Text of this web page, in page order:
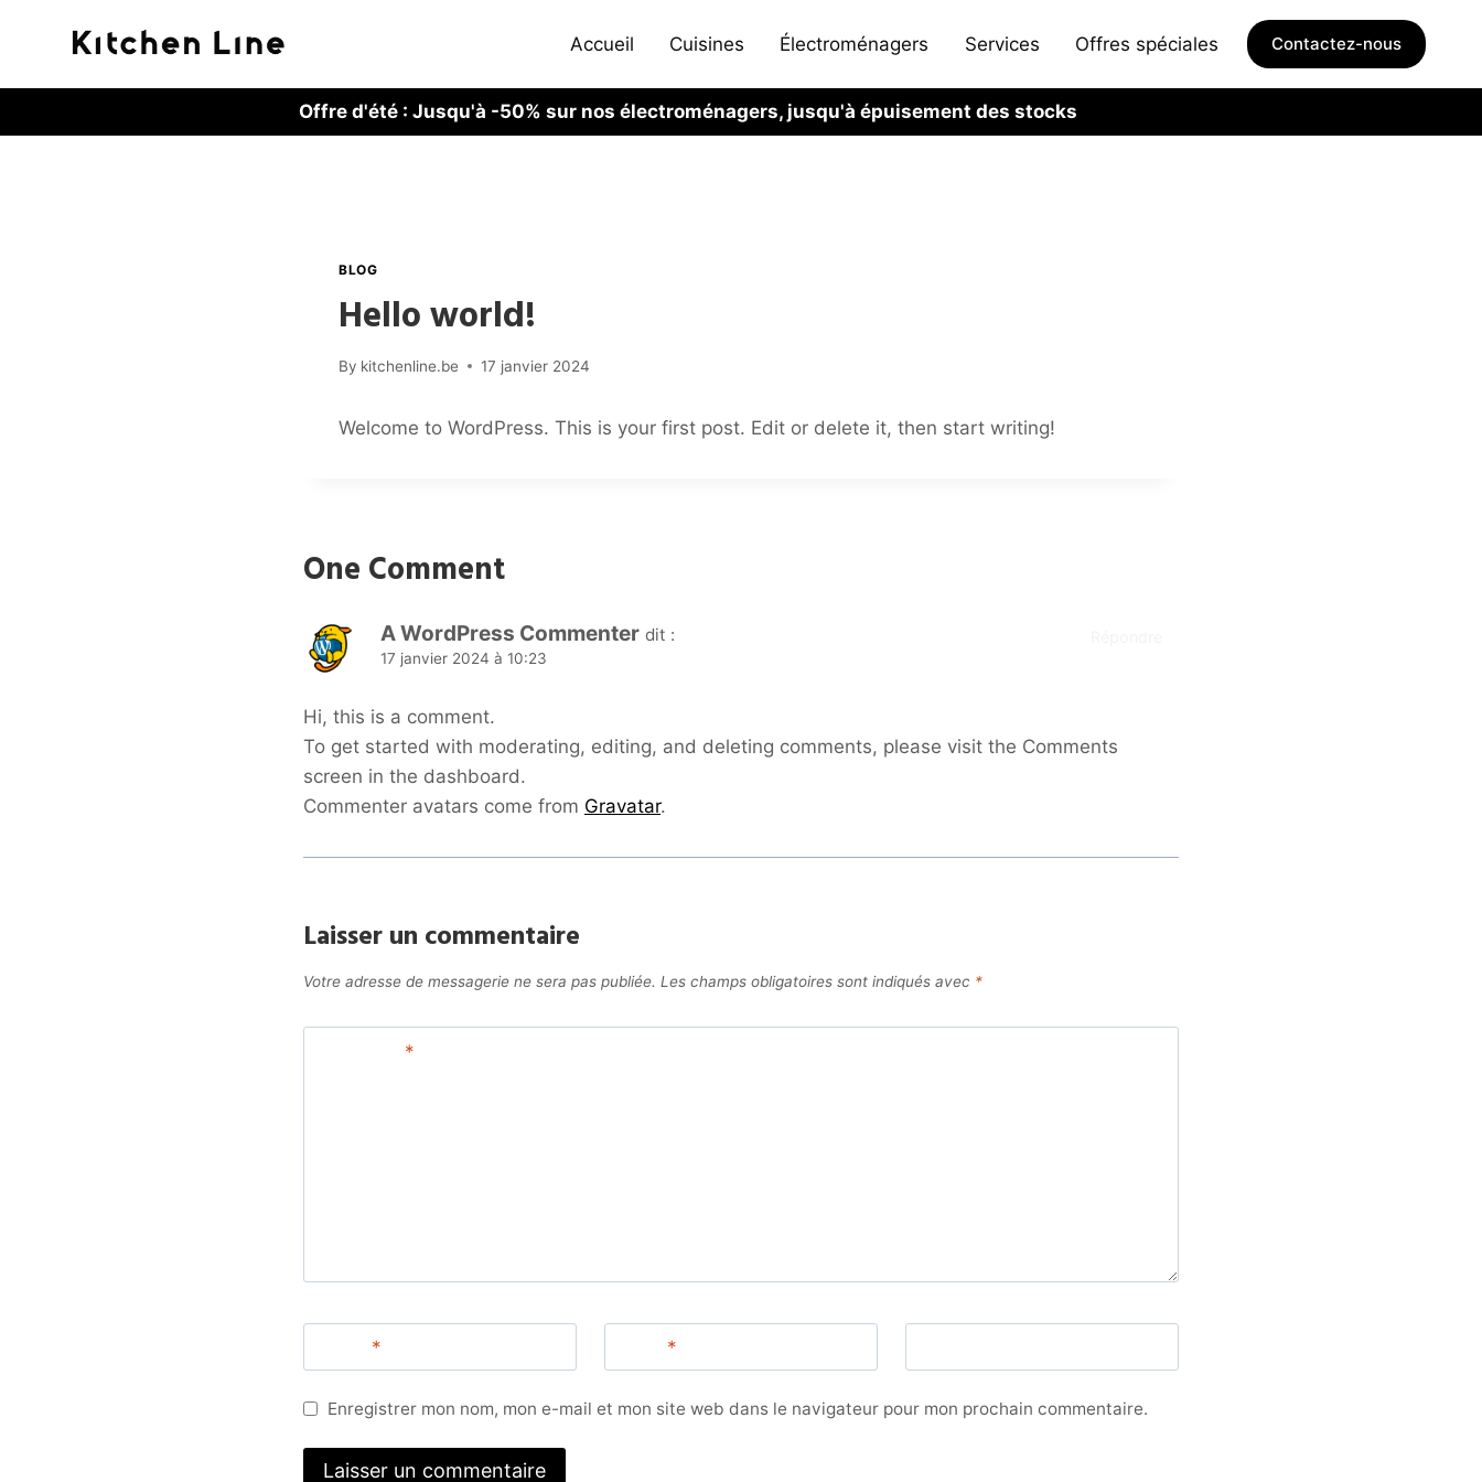
Accueil Cuisines Électroménagers Services Offres spéciales Contactez-nous
Offre d'été : Jusqu'à -50% sur nos électroménagers, jusqu'à épuisement des stocks
BLOG
Hello world!
By kitchenline.be 17 janvier 2024
Welcome to WordPress. This is your first post. Edit or delete it, then start writing!
One Comment
A WordPress Commenter dit :
17 janvier 2024 à 10:23
Hi, this is a comment.
To get started with moderating, editing, and deleting comments, please visit the Comments
screen in the dashboard.
Commenter avatars come from Gravatar.
Laisser un commentaire
Votre adresse de messagerie ne sera pas publiée. Les champs obligatoires sont indiqués avec *
*
* *
Enregistrer mon nom, mon e-mail et mon site web dans le navigateur pour mon prochain commentaire.